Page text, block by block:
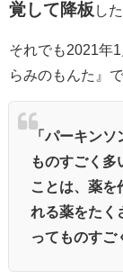
覚して降板 し
それでも2021年
らみのもんた』で
「パーキン
ものすごく多
ことは、薬を
れる薬をたく
ってものすご